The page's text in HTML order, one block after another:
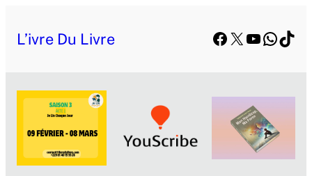
L’ivre Du Livre Facebook
X YouTube